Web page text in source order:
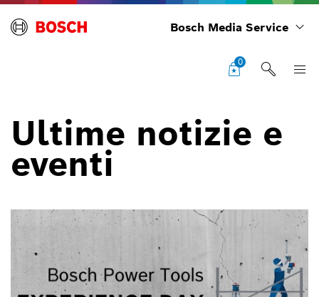
Bosch Media Service
0
Ultime notizie e
eventi